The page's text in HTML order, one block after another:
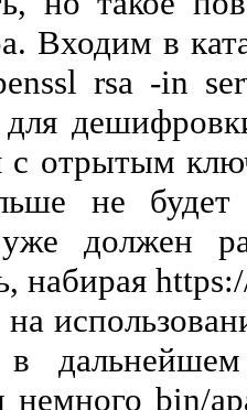
Входим в
rsa -in
с отрытым
не
должен
набирая
на
немного bin/